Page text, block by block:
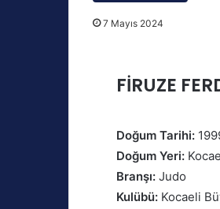
7 Mayıs 2024
FİRUZE
Doğum Tarihi:
Doğum Yeri:
Branşı: Judo
Kulübü: Kocaeli